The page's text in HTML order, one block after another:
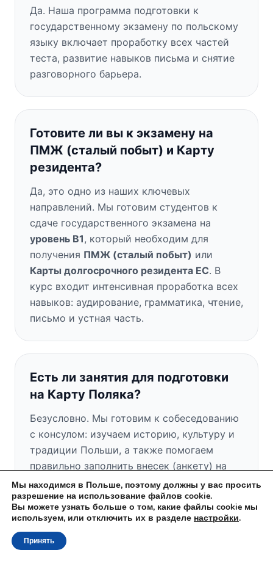
Да. Наша программа подготовки к
государственному экзамену по польскому
языку включает проработку всех частей
теста, развитие навыков письма и снятие
разговорного барьера.
Готовите ли вы к экзамену на
ПМЖ (сталый побыт) и Карту
резидента?
Да, это одно из наших ключевых
направлений. Мы готовим студентов к
сдаче государственного экзамена на
уровень B1, который необходим для
получения ПМЖ (сталый побыт) или
Карты долгосрочного резидента ЕС. В
курс входит интенсивная проработка всех
навыков: аудирование, грамматика, чтение,
письмо и устная часть.
Есть ли занятия для подготовки
на Карту Поляка?
Безусловно. Мы готовим к собеседованию
с консулом: изучаем историю, культуру и
традиции Польши, а также помогаем
правильно заполнить внесек (анкету) на
Карту Поляка.
Есть ли у вас бесплатное пробное
Мы находимся в Польше, поэтому должны у вас просить
разрешение на использование файлов cookie.
Вы можете узнать больше о том, какие файлы cookie мы
используем, или отключить их в разделе настройки.
Принять